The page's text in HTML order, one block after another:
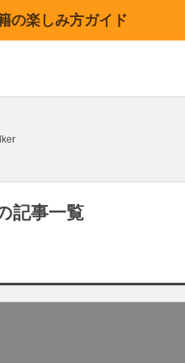
の楽しみ方ガイド
記事一覧